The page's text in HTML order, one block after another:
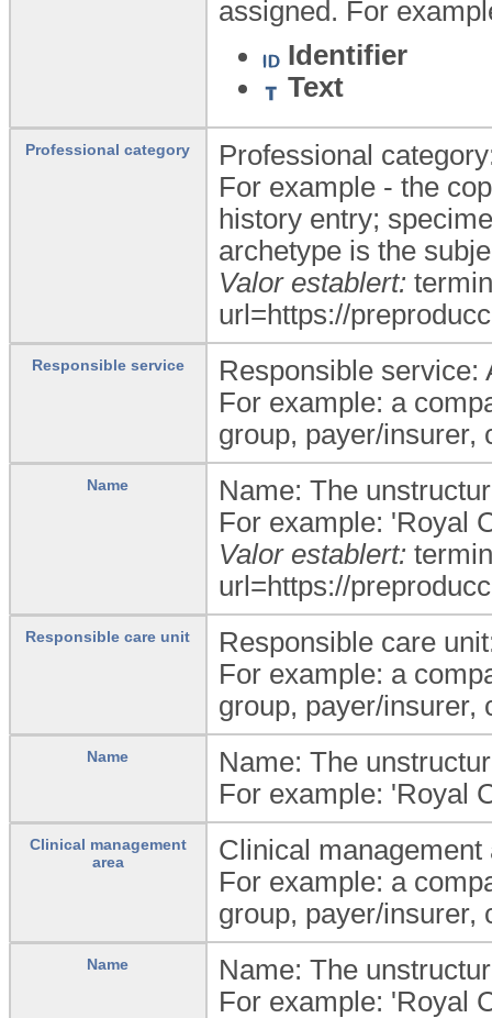
assigned. For
Identifier
Text
Professional category
Professional
For example - the
history entry;
archetype is the
Valor establert:
url=https://
Responsible service
Responsible service:
For example: a
group, payer/insurer,
Name
Name: The
For example: 'Royal
Valor establert:
url=https://
Responsible care unit
Responsible care
For example: a
group, payer/insurer,
Name
Name: The
For example: 'Royal
Clinical management
area
Clinical
For example: a
group, payer/insurer,
Name
Name: The
For example: 'Royal